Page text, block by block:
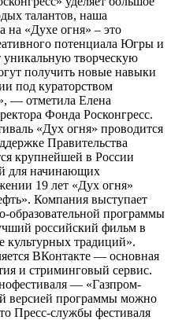
талантов, наша
на «Духе огня» – это
потенциала Югры и
уникальную творческую
получить новые навыки
под кураторством
— отметила Елена
Фонда Росконгресс.
«Дух огня» проводится
Правительства
крупнейшей в России
для начинающих
19 лет «Дух огня»
Компания выступает
образовательной программы
российский фильм в
культурных традиций».
ВКонтакте — основная
и стриминговый сервис.
— «Газпром-
версией программы можно
Пресс-службы фестиваля